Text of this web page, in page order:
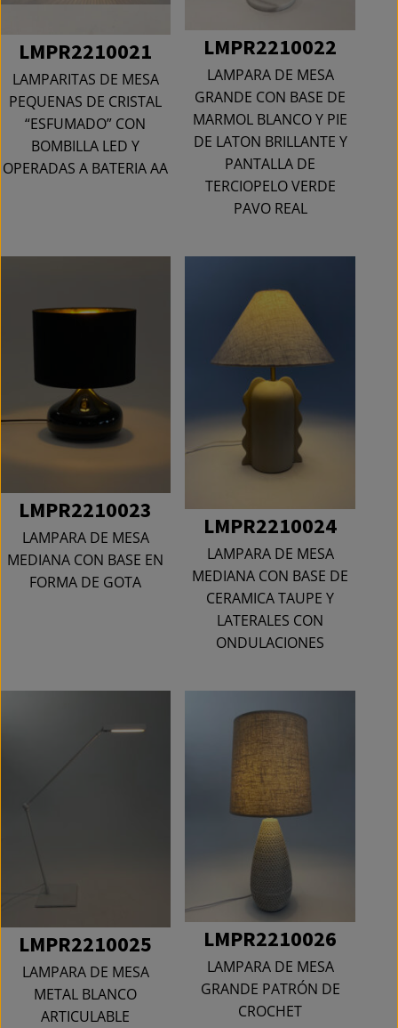
LMPR2210021
LAMPARITAS DE MESA
PEQUENAS DE CRISTAL
“ESFUMADO” CON
BOMBILLA LED Y
OPERADAS A BATERIA AA
LMPR2210022
LAMPARA DE MESA
GRANDE CON BASE DE
MARMOL BLANCO Y PIE
DE LATON BRILLANTE Y
PANTALLA DE
TERCIOPELO VERDE
PAVO REAL
LMPR2210023
LAMPARA DE MESA
MEDIANA CON BASE EN
FORMA DE GOTA
LMPR2210024
LAMPARA DE MESA
MEDIANA CON BASE DE
CERAMICA TAUPE Y
LATERALES CON
ONDULACIONES
LMPR2210025
LAMPARA DE MESA
METAL BLANCO
ARTICULABLE
LMPR2210026
LAMPARA DE MESA
GRANDE PATRÓN DE
CROCHET